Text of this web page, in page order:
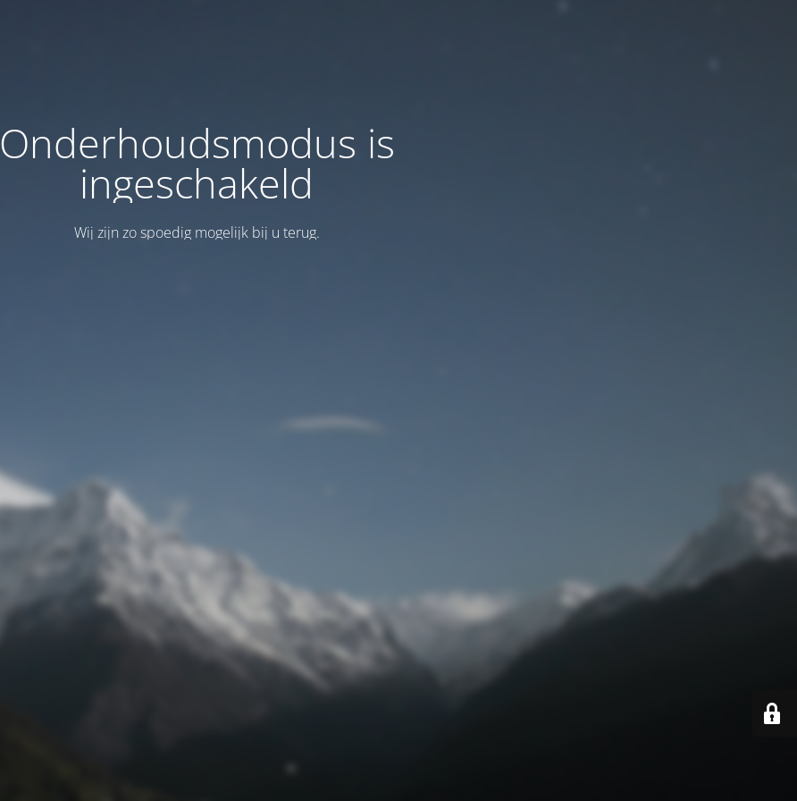
Onderhoudsmodus is
ingeschakeld
Wij zijn zo spoedig mogelijk bij u terug.